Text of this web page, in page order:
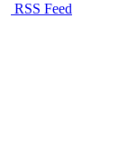
RSS Feed